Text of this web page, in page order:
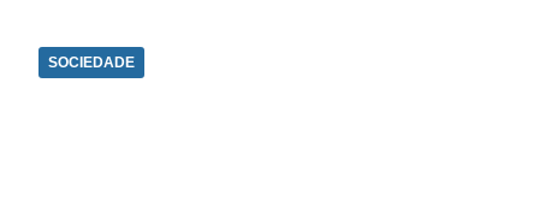
SOCIEDADE